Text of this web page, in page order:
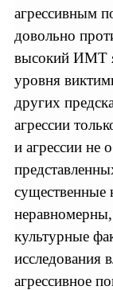
агрессивным
довольно
высокий ИМТ
уровня
других
агрессии
и агрессии не
существенные
культурные
исследования
агрессивное